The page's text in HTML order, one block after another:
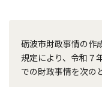
砺波市財政事情の作
規定により、令和７
での財政事情を次の